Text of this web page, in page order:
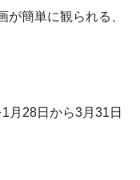
簡単に観られる、
月28日から3月31日